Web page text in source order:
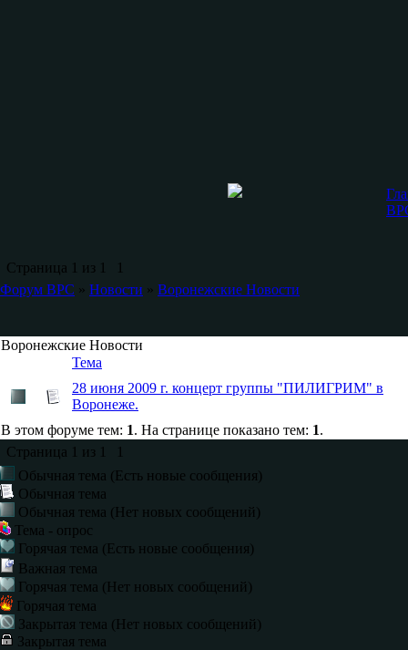
Страница 1 из 1
1
Форум ВРС » Новости » Воронежские Новости
Воронежские Новости
Тема
28 июня 2009 г. концерт группы "ПИЛИГРИМ" в
Воронеже.
В этом форуме тем: 1. На странице показано тем: 1.
Страница 1 из 1
1
Обычная тема (Есть новые сообщения)
Обычная тема
Обычная тема (Нет новых сообщений)
Тема - опрос
Горячая тема (Есть новые сообщения)
Важная тема
Горячая тема (Нет новых сообщений)
Горячая тема
Закрытая тема (Нет новых сообщений)
Закрытая тема